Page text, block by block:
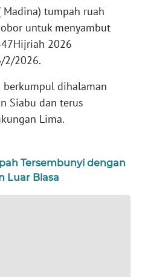
tumpah ruah
untuk menyambut
2026
2/2026.
dihalaman
Siabu dan terus
Lima.
Tersembunyi dengan
Luar Biasa